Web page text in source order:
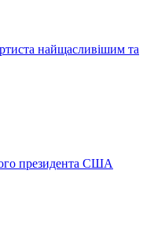
найщасливішим та
президента США